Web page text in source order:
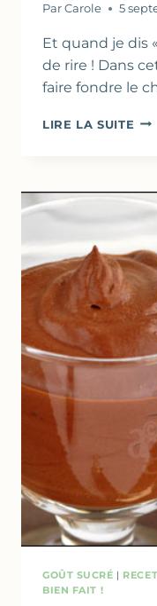
Par Carole 5
Et quand je dis
de rire ! Dans
faire fondre le
LIRE LA SUITE
GOÛT SUCRÉ |
BIEN FAIT !